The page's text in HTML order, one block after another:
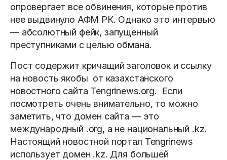
опровергает все обвинения, которые против
нее выдвинуло АФМ РК. Однако это интервью
— абсолютный фейк, запущенный
преступниками с целью обмана.
Пост содержит кричащий заголовок и ссылку
на новость якобы от казахстанского
новостного сайта Tengrinews.org. Если
посмотреть очень внимательно, то можно
заметить, что домен сайта — это
международный .org, а не национальный .kz.
Настоящий новостной портал Tengrinews
использует домен .kz. Для большей